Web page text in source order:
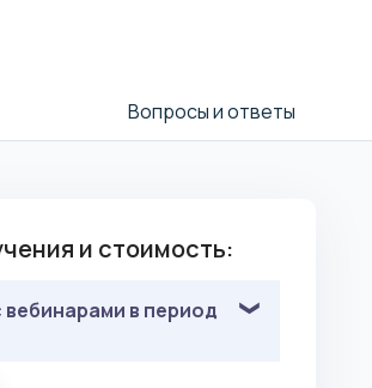
Вопросы и ответы
и стоимость:
вебинарами в период